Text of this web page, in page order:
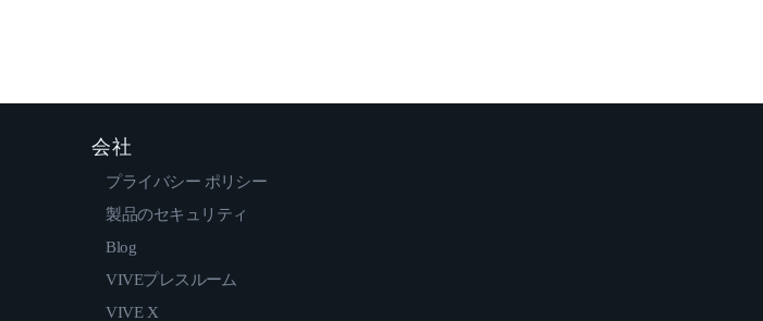
会社
プライバシー ポリシー
製品のセキュリティ
Blog
VIVEプレスルーム
VIVE X